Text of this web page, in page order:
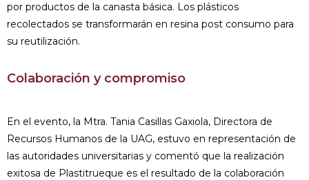
por productos de la canasta básica. Los plásticos
recolectados se transformarán en resina post consumo para
su reutilización.
Colaboración y compromiso
En el evento, la Mtra. Tania Casillas Gaxiola, Directora de
Recursos Humanos de la UAG, estuvo en representación de
las autoridades universitarias y comentó que la realización
exitosa de Plastitrueque es el resultado de la colaboración